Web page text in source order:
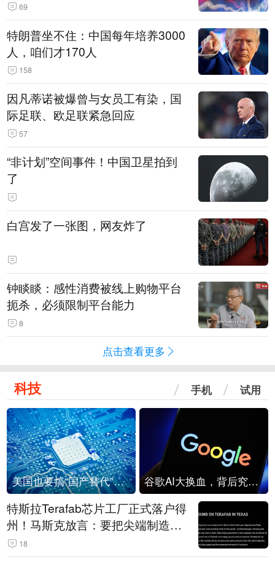
69
特朗普坐不住：中国每年培养3000
人，咱们才170人
158
因凡蒂诺被爆曾与女员工有染，国
际足联、欧足联紧急回应
57
“非计划”空间事件！中国卫星拍到
了
白宫发了一张图，网友炸了
钟睒睒：感性消费被线上购物平台
扼杀，必须限制平台能力
8
点击查看更多
科技 手机 试用
美国也要搞“国产替代”？先算清三笔账 谷歌AI大换血，背后究竟发生了什么？
特斯拉Terafab芯片工厂正式落户得
州！马斯克放言：要把尖端制造带
回美国
18